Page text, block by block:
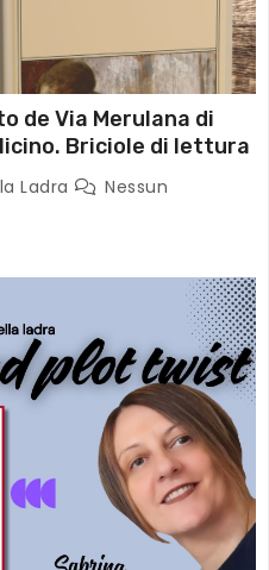
de Via Merulana di
Briciole di lettura
Ladra
Nessun